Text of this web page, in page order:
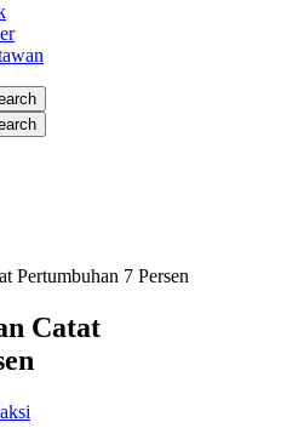
Pertumbuhan 7 Persen
Catat